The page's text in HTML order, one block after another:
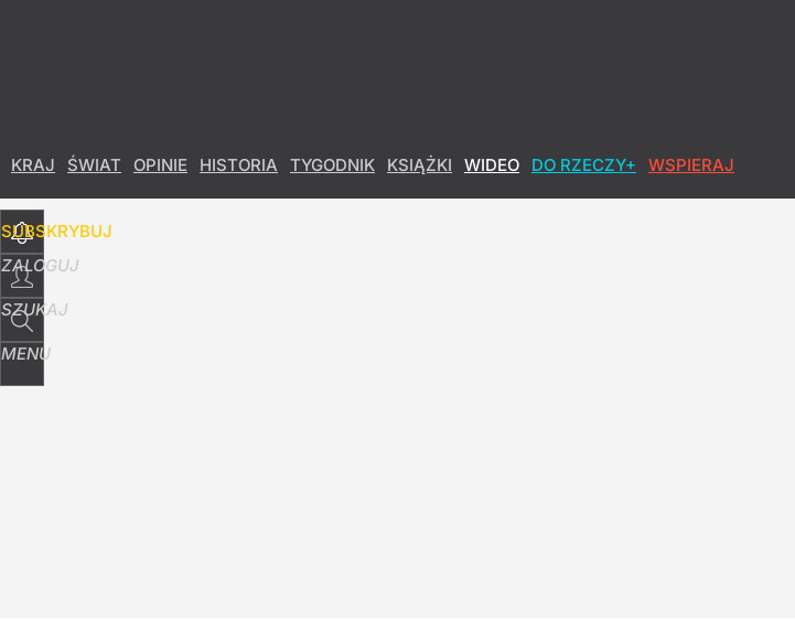
KRAJ ŚWIAT OPINIE HISTORIA TYGODNIK KSIĄŻKI WIDEO DO RZECZY+ WSPIERAJ
SUBSKRYBUJ
ZALOGUJ
SZUKAJ
MENU